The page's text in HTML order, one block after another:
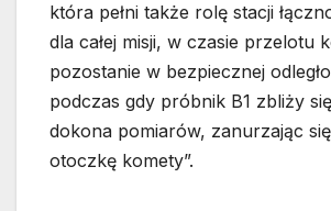
która pełni także rolę stacji
dla całej misji, w czasie przelotu
pozostanie w bezpiecznej
podczas gdy próbnik B1 zbliży
dokona pomiarów, zanurzając
otoczkę komety”.